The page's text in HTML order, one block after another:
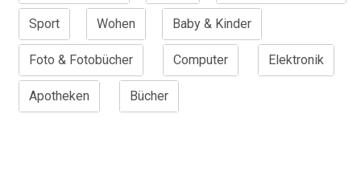
Sport Wohen Baby & Kinder
Foto & Fotobücher Computer Elektronik
Apotheken Bücher